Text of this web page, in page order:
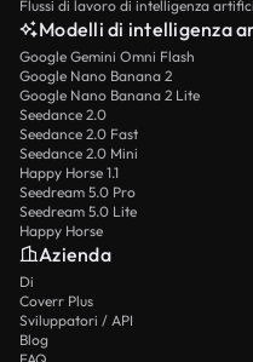
Modelli di intelligenza
Google Gemini Omni Flash
Google Nano Banana 2
Google Nano Banana 2 Lite
Seedance 2.0
Seedance 2.0 Fast
Seedance 2.0 Mini
Happy Horse 1.1
Seedream 5.0 Pro
Seedream 5.0 Lite
Happy Horse
Azienda
Di
Coverr Plus
Sviluppatori / API
Blog